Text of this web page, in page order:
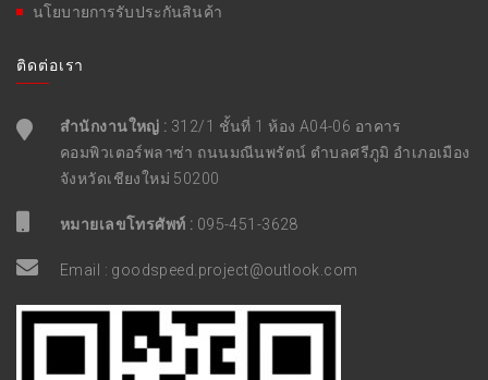
นโยบายการรับประกันสินค้า
ติดต่อเรา
สำนักงานใหญ่ : 312/1 ชั้นที่ 1 ห้อง A04-06 อาคาร
คอมพิวเตอร์พลาซ่า ถนนมณีนพรัตน์ ตำบลศรีภูมิ อำเภอเมือง
จังหวัดเชียงใหม่ 50200
หมายเลขโทรศัพท์ : 095-451-3628
Email : goodspeed.project@outlook.com